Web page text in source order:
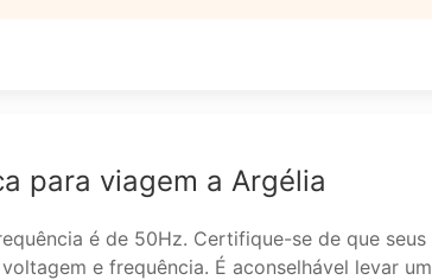
para viagem a Argélia
é de 50Hz. Certifique-se de que seus
e frequência. É aconselhável levar um